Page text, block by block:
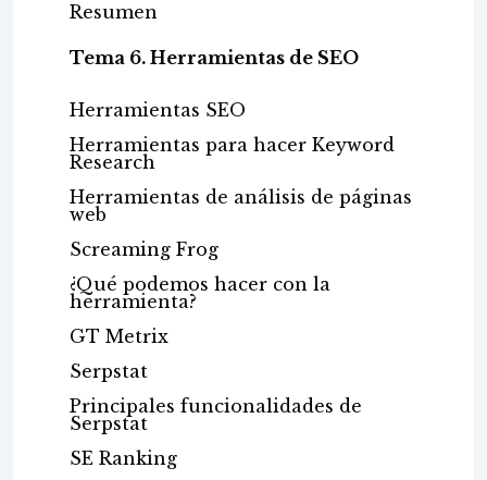
Resumen
Tema 6. Herramientas de SEO
Herramientas SEO
Herramientas para hacer Keyword
Research
Herramientas de análisis de páginas
web
Screaming Frog
¿Qué podemos hacer con la
herramienta?
GT Metrix
Serpstat
Principales funcionalidades de
Serpstat
SE Ranking